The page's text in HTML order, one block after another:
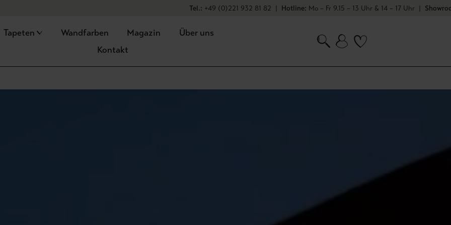
Versandkostenfrei in Deutschland
Tel.: +49 (0)221 932 81 82 | Hotline: Mo – Fr 9.15 – 13 Uhr & 14 – 17 Uhr |
Tapeten Wandfarben Magazin
Über uns
Kontakt